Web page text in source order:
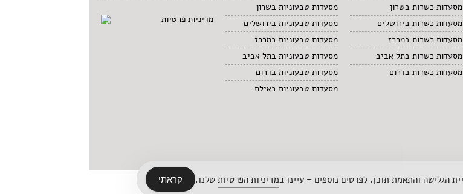
מסעדות כשרות בשרון
מסעדות כשרות בירושלים
מסעדות כשרות במרכז
מסעדות כשרות בתל אביב
מסעדות כשרות בדרום
מסעדות טבעוניות בשרון
מסעדות טבעוניות בירושלים
מסעדות טבעוניות במרכז
מסעדות טבעוניות בתל אביב
מסעדות טבעוניות בדרום
מסעדות טבעוניות באילת
מדיניות פרטיות
מדיניות הפרטיות שלנו. קראתי